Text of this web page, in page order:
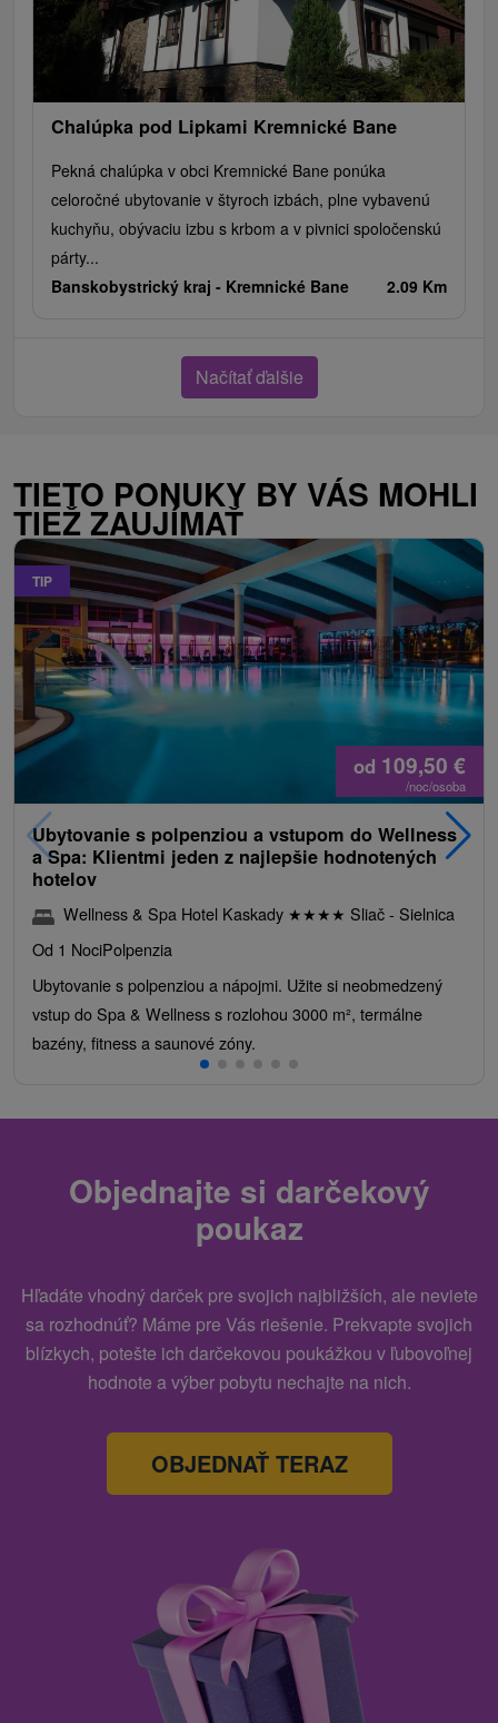
Chalúpka pod Lipkami Kremnické Bane
Pekná chalúpka v obci Kremnické Bane ponúka
celoročné ubytovanie v štyroch izbách, plne vybavenú
kuchyňu, obývaciu izbu s krbom a v pivnici spoločenskú
párty...
Banskobystrický kraj - Kremnické Bane 2.09 Km
Načítať ďalšie
TIETO PONUKY BY VÁS MOHLI
TIEŽ ZAUJÍMAŤ
TIP
od 109,50 €
/noc/osoba
Ubytovanie s polpenziou a vstupom do Wellness
a Spa: Klientmi jeden z najlepšie hodnotených
hotelov
Wellness & Spa Hotel Kaskady ★★★★ Sliač - Sielnica
Od 1 NociPolpenzia
Ubytovanie s polpenziou a nápojmi. Užite si neobmedzený
vstup do Spa & Wellness s rozlohou 3000 m², termálne
bazény, fitness a saunové zóny.
Objednajte si darčekový
poukaz
Hľadáte vhodný darček pre svojich najbližších, ale neviete
sa rozhodnúť? Máme pre Vás riešenie. Prekvapte svojich
blízkych, potešte ich darčekovou poukážkou v ľubovoľnej
hodnote a výber pobytu nechajte na nich.
OBJEDNAŤ TERAZ